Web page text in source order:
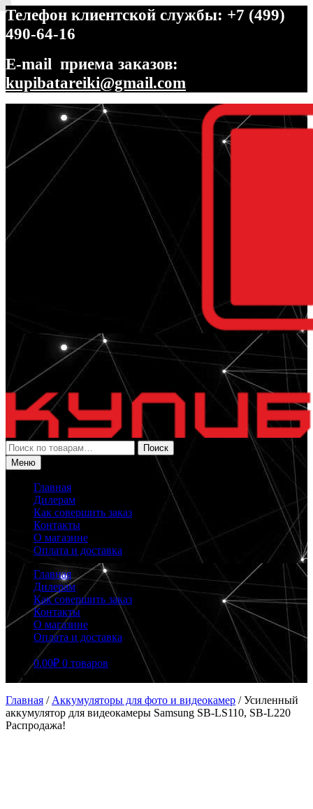
Телефон клиентской службы: +7 (499)
490-64-16
E-mail приема заказов:
kupibatareiki@gmail.com
Перейти
навигации
Перейти
содержимому
Искать:
Поиск
Меню
Главная
Дилерам
Как совершить заказ
Контакты
О магазине
Оплата и доставка
Главная
Дилерам
Как совершить заказ
Контакты
О магазине
Оплата и доставка
0.00₽ 0 товаров
Главная / Аккумуляторы для фото и видеокамер /Усиленный
аккумулятор для видеокамеры Samsung SB-LS110, SB-L220
Распродажа!